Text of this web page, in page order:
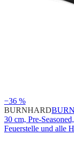
−36 %
BURNHARD
30 cm, Pre-
Feuerstelle und alle